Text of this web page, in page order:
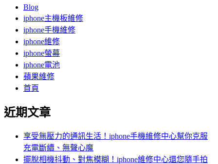
章:
Blog
iphone主機板維修
iphone手機維修
iphone維修
iphone螢幕
iphone電池
蘋果維修
首頁
近期文章
享受無壓力的通訊生活！iphone手機維修中心幫你克服
充電斷續、無聲心魔
擺脫相機抖動、對焦模糊！iphone維修中心還您隨手拍